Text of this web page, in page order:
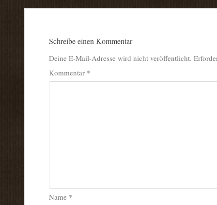
Schreibe einen Kommentar
Deine E-Mail-Adresse wird nicht veröffentlicht.
Kommentar *
Name *